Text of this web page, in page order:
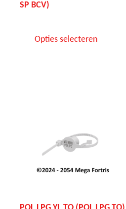
SP BCV)
Opties selecteren